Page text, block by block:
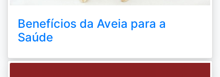
Benefícios da Aveia para a
Saúde